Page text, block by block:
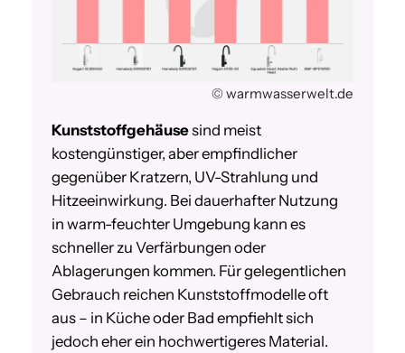
© warmwasserwelt.de
Kunststoffgehäusesind meist
kostengünstiger, aber empfindlicher
gegenüber Kratzern, UV-Strahlung und
Hitzeeinwirkung. Bei dauerhafter Nutzung
in warm-feuchter Umgebung kann es
schneller zu Verfärbungen oder
Ablagerungen kommen. Für gelegentlichen
Gebrauch reichen Kunststoffmodelle oft
aus – in Küche oder Bad empfiehlt sich
jedoch eher ein hochwertigeres Material.